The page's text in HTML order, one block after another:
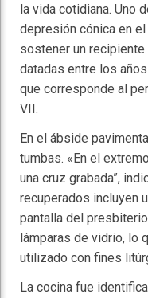
la vida cotidiana. Uno
depresión cónica en
sostener un
datadas entre los
que corresponde al
VII.
En el ábside
tumbas. «En el
una cruz grabada”,
recuperados incluyen
pantalla del
lámparas de vidrio, lo
utilizado con fines
La cocina fue